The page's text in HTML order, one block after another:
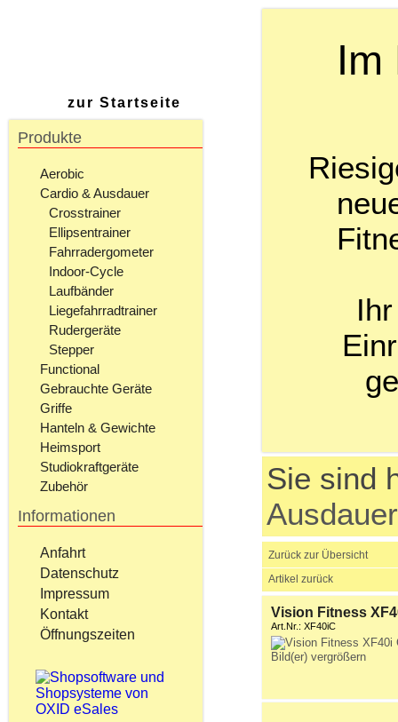
zur Startseite
Produkte
Aerobic
Cardio & Ausdauer
Crosstrainer
Ellipsentrainer
Fahrradergometer
Indoor-Cycle
Laufbänder
Liegefahrradtrainer
Rudergeräte
Stepper
Functional
Gebrauchte Geräte
Griffe
Hanteln & Gewichte
Heimsport
Studiokraftgeräte
Zubehör
Informationen
Anfahrt
Datenschutz
Impressum
Kontakt
Öffnungszeiten
Im
Sie sind
Ausdauer
Zurück zur Übersicht
Artikel zurück
Vision Fitness
Art.Nr.: XF40iC
Bild(er) vergrößern